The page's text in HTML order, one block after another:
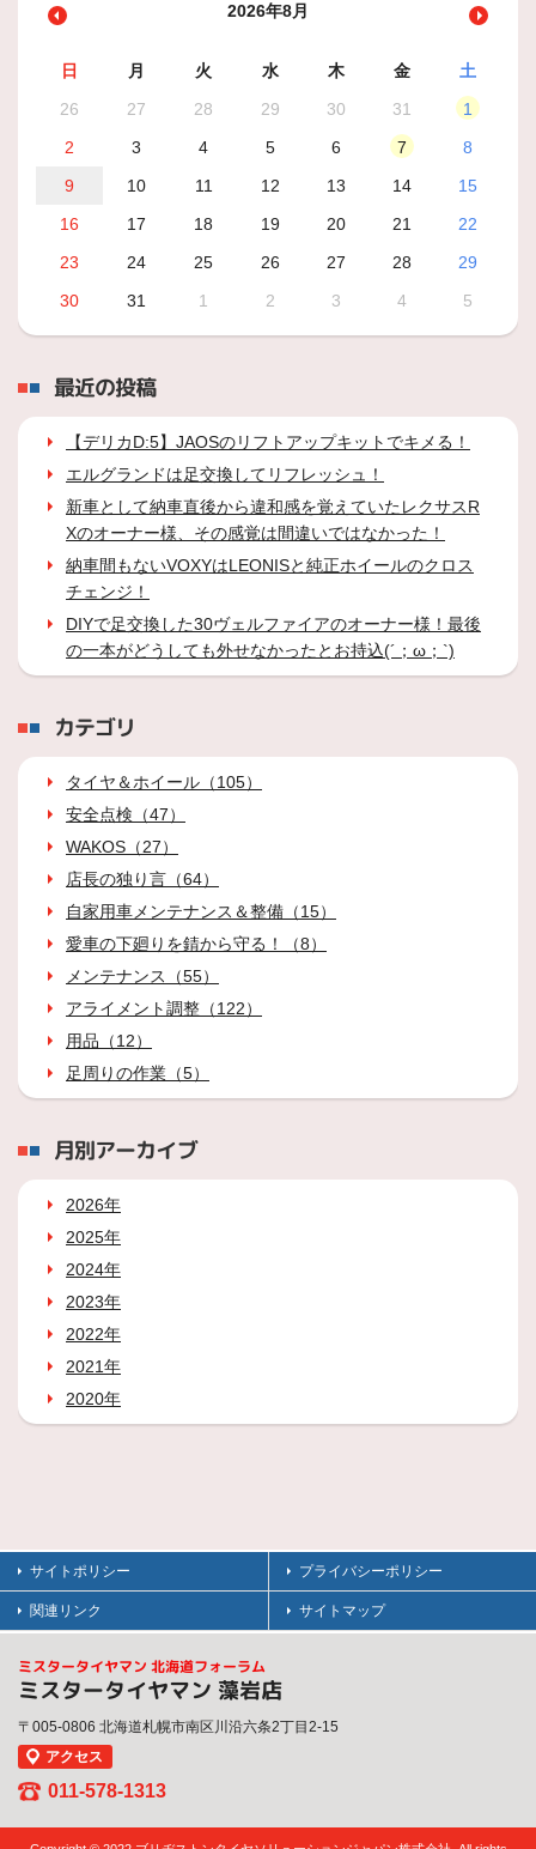
2026年8月
日 月 火 水 木 金
土
26
27 28 29 30 31
1
2
3 4 5 6 7
8
9
10 11 12 13 14
15
16
17 18 19 20 21
22
23
24 25 26 27 28
29
30
31 1 2 3 4 5
最近の投稿
【デリカD:5】JAOSのリフトアップキットでキメる！
エルグランドは足交換してリフレッシュ！
新車として納車直後から違和感を覚えていたレクサスR
Xのオーナー様、その感覚は間違いではなかった！
納車間もないVOXYはLEONISと純正ホイールのクロス
チェンジ！
DIYで足交換した30ヴェルファイアのオーナー様！最後
の一本がどうしても外せなかったとお持込(´；ω；`)
カテゴリ
タイヤ＆ホイール（105）
安全点検（47）
WAKOS（27）
店長の独り言（64）
自家用車メンテナンス＆整備（15）
愛車の下廻りを錆から守る！（8）
メンテナンス（55）
アライメント調整（122）
用品（12）
足周りの作業（5）
月別アーカイブ
2026年
2025年
2024年
2023年
2022年
2021年
2020年
サイトポリシー プライバシーポリシー
関連リンク サイトマップ
ミスタータイヤマン 北海道フォーラム
ミスタータイヤマン 藻岩店
〒005-0806 北海道札幌市南区川沿六条2丁目2-15
アクセス
011-578-1313